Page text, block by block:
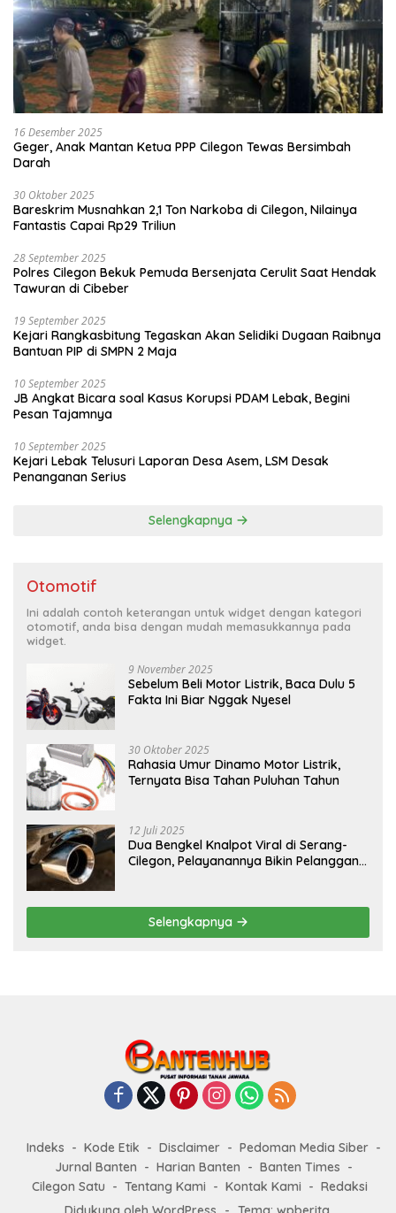
16 Desember 2025
Geger, Anak Mantan Ketua PPP Cilegon Tewas Bersimbah
Darah
30 Oktober 2025
Bareskrim Musnahkan 2,1 Ton Narkoba di Cilegon, Nilainya
Fantastis Capai Rp29 Triliun
28 September 2025
Polres Cilegon Bekuk Pemuda Bersenjata Cerulit Saat Hendak
Tawuran di Cibeber
19 September 2025
Kejari Rangkasbitung Tegaskan Akan Selidiki Dugaan Raibnya
Bantuan PIP di SMPN 2 Maja
10 September 2025
JB Angkat Bicara soal Kasus Korupsi PDAM Lebak, Begini
Pesan Tajamnya
10 September 2025
Kejari Lebak Telusuri Laporan Desa Asem, LSM Desak
Penanganan Serius
Selengkapnya
Otomotif
Ini adalah contoh keterangan untuk widget dengan kategori
otomotif, anda bisa dengan mudah memasukkannya pada
widget.
9 November 2025
Sebelum Beli Motor Listrik, Baca Dulu 5
Fakta Ini Biar Nggak Nyesel
30 Oktober 2025
Rahasia Umur Dinamo Motor Listrik,
Ternyata Bisa Tahan Puluhan Tahun
12 Juli 2025
Dua Bengkel Knalpot Viral di Serang-
Cilegon, Pelayanannya Bikin Pelanggan
Selengkapnya
Indeks Kode Etik Disclaimer
Pedoman Media Siber
Jurnal Banten
Harian Banten
Banten Times
Cilegon Satu
Tentang Kami Kontak Kami
Redaksi